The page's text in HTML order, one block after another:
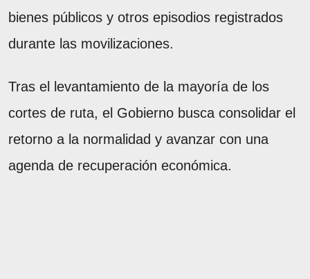
bienes públicos y otros episodios registrados
durante las movilizaciones.
Tras el levantamiento de la mayoría de los
cortes de ruta, el Gobierno busca consolidar el
retorno a la normalidad y avanzar con una
agenda de recuperación económica.